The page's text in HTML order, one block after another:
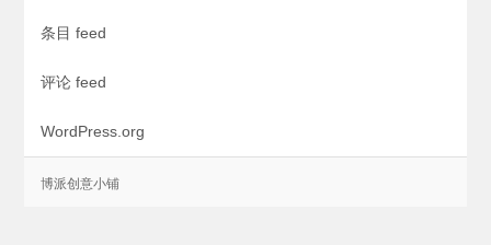
条目 feed
评论 feed
WordPress.org